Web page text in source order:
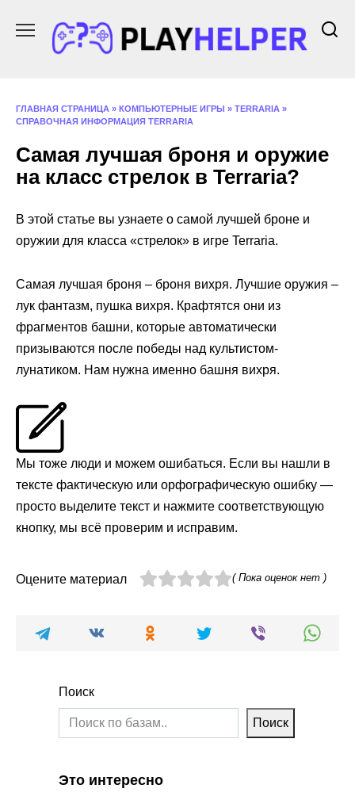
содержанию
ГЛАВНАЯ СТРАНИЦА » КОМПЬЮТЕРНЫЕ ИГРЫ » TERRARIA »
СПРАВОЧНАЯ ИНФОРМАЦИЯ TERRARIA
Самая лучшая броня и оружие
на класс стрелок в Terraria?
В этой статье вы узнаете о самой лучшей броне и
оружии для класса «стрелок» в игре Terraria.
Самая лучшая броня – броня вихря. Лучшие оружия –
лук фантазм, пушка вихря. Крафтятся они из
фрагментов башни, которые автоматически
призываются после победы над культистом-
лунатиком. Нам нужна именно башня вихря.
Мы тоже люди и можем ошибаться. Если вы нашли в
тексте фактическую или орфографическую ошибку —
просто выделите текст и нажмите соответствующую
кнопку, мы всё проверим и исправим.
Оцените материал ( Пока оценок нет )
Поиск
Поиск
Это интересно